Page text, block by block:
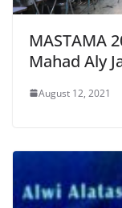
MASTAMA
Mahad Aly
August 12, 2021